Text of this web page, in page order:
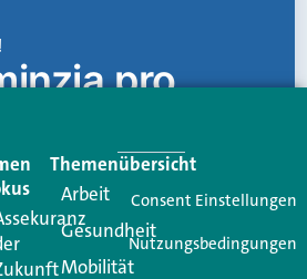
Alles, was
leichter macht. Mit nur einem
Themenübersicht
Arbeit
Gesundheit
Mobilität
Consent Einstellungen
Nutzungsbedingungen